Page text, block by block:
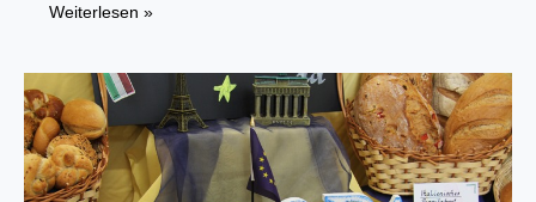
E-
Bonner
Erklärung
zur
Digitalisierung
Weiterlesen »